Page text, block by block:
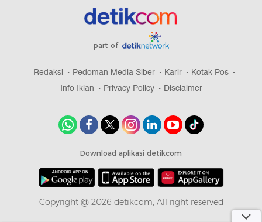
part of
Redaksi Pedoman Media Siber Karir
Kotak Pos
Info Iklan
Privacy Policy Disclaimer
Download aplikasi detikcom
Copyright @ 2026 detikcom, All right reserved